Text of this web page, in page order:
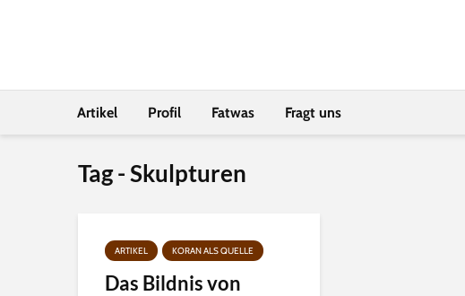
Artikel Profil Fatwas Fragt uns
Tag - Skulpturen
ARTIKEL KORAN ALS QUELLE
Das Bildnis von